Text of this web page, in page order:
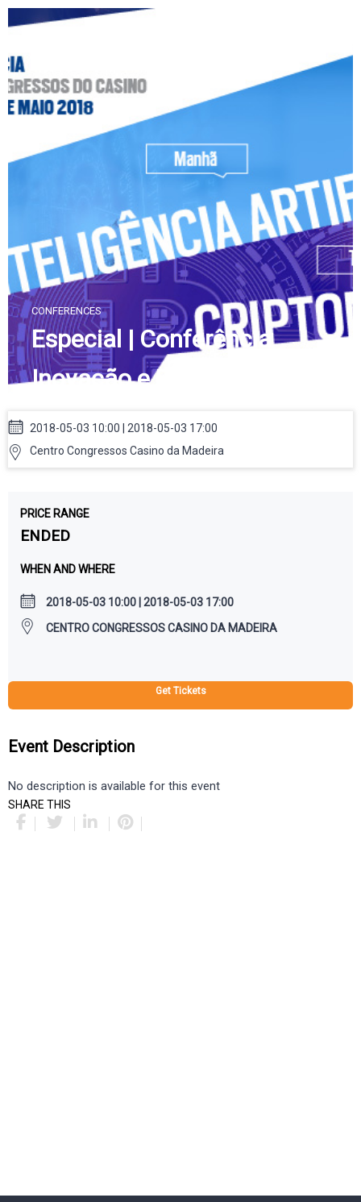
Skip
to
CONFERENCES
Especial | Conferência
Inovação e Futuro
2018-05-03 10:00 | 2018-05-03 17:00
Centro Congressos Casino da Madeira
PRICE RANGE
ENDED
WHEN AND WHERE
2018-05-03 10:00 | 2018-05-03 17:00
CENTRO CONGRESSOS CASINO DA MADEIRA
Get Tickets
Event Description
No description is available for this event
SHARE THIS